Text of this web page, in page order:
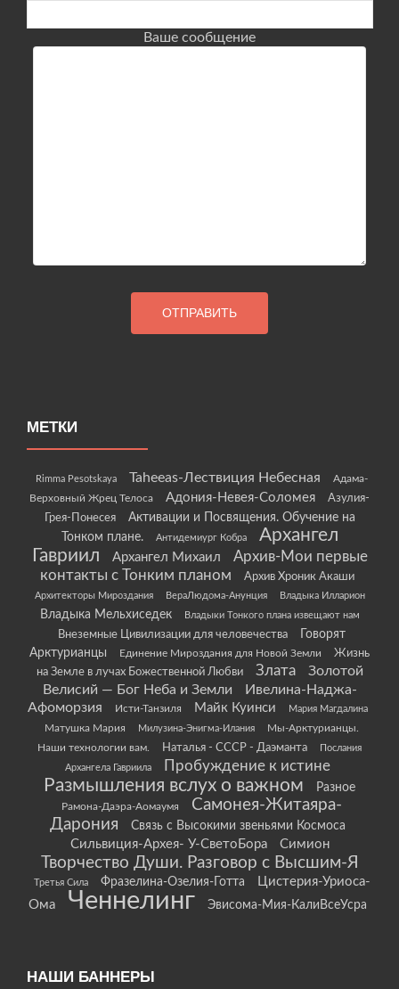
Ваше сообщение
МЕТКИ
Rimma Pesotskaya Taheeas-Лествиция Небесная
Адама-
Верховный Жрец Телоса
Адония-Невея-Соломея
Азулия-
Грея-Понесея
Активации и Посвящения. Обучение на
Тонком плане.
Антидемиург Кобра
Архангел
Гавриил
Архангел Михаил
Архив-Мои первые
контакты с Тонким планом
Архив Хроник Акаши
Архитекторы Мироздания ВераЛюдома-Анунция Владыка Илларион
Владыка Мельхиседек Владыки Тонкого плана извещают нам
Внеземные Цивилизации для человечества
Говорят
Арктурианцы
Единение Мироздания для Новой Земли
Жизнь
на Земле в лучах Божественной Любви
Злата
Золотой
Велисий — Бог Неба и Земли
Ивелина-Наджа-
Афоморзия
Исти-Танзиля Майк Куинси Мария Магдалина
Матушка Мария Милузина-Энигма-Илания
Мы-Арктурианцы.
Наши технологии вам.
Наталья - СССР - Даэманта
Послания
Архангела Гавриила
Пробуждение к истине
Размышления вслух о важном Разное
Рамона-Даэра-Аомаумя
Самонея-Житаяра-
Дарония
Связь с Высокими звеньями Космоса
Сильвиция-Архея- У-СветоБора Симион
Творчество Души. Разговор с Высшим-Я
Третья Сила Фразелина-Озелия-Готта
Цистерия-Уриоса-
Ома
Ченнелинг Эвисома-Мия-КалиВсеУсра
НАШИ БАННЕРЫ